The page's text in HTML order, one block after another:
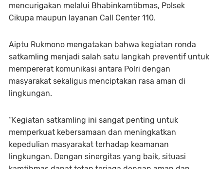
mencurigakan melalui Bhabinkamtibmas, Polsek
Cikupa maupun layanan Call Center 110.
Aiptu Rukmono mengatakan bahwa kegiatan ronda
satkamling menjadi salah satu langkah preventif untuk
mempererat komunikasi antara Polri dengan
masyarakat sekaligus menciptakan rasa aman di
lingkungan.
“Kegiatan satkamling ini sangat penting untuk
memperkuat kebersamaan dan meningkatkan
kepedulian masyarakat terhadap keamanan
lingkungan. Dengan sinergitas yang baik, situasi